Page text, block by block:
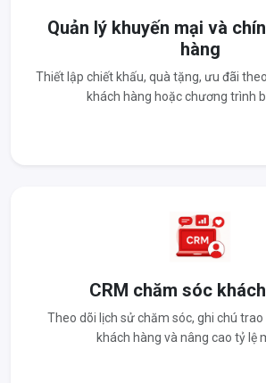
Quản lý khuyến mại và
hàng
Thiết lập chiết khấu, quà tặng, ưu đãi
khách hàng hoặc chương trình
CRM chăm sóc
Theo dõi lịch sử chăm sóc, ghi chú
khách hàng và nâng cao tỷ lệ